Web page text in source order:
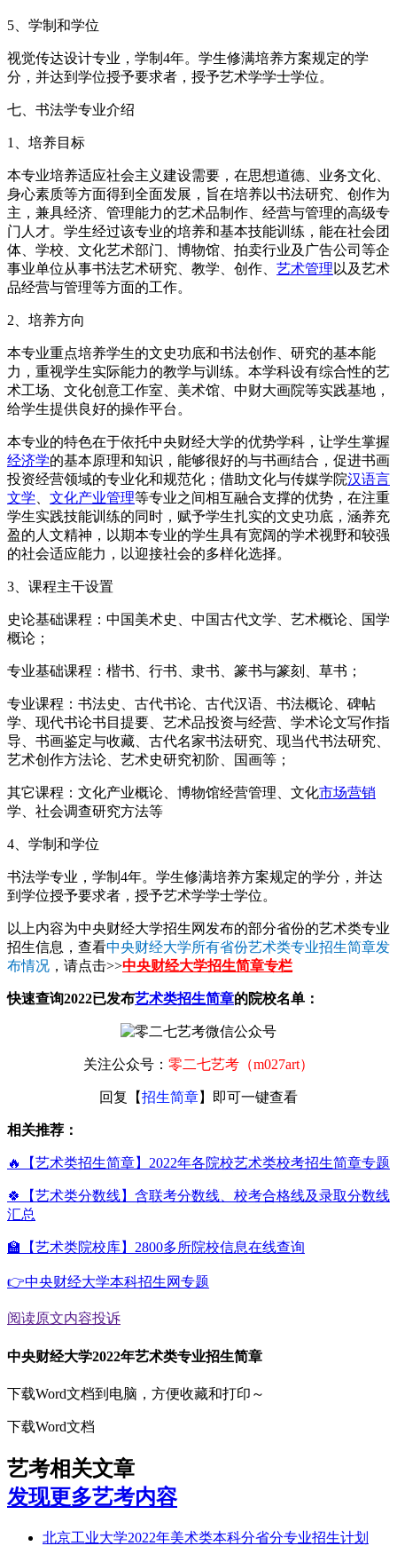
5、学制和学位
视觉传达设计专业，学制4年。学生修满培养方案规定的学
分，并达到学位授予要求者，授予艺术学学士学位。
七、书法学专业介绍
1、培养目标
本专业培养适应社会主义建设需要，在思想道德、业务文化、
身心素质等方面得到全面发展，旨在培养以书法研究、创作为
主，兼具经济、管理能力的艺术品制作、经营与管理的高级专
门人才。学生经过该专业的培养和基本技能训练，能在社会团
体、学校、文化艺术部门、博物馆、拍卖行业及广告公司等企
事业单位从事书法艺术研究、教学、创作、 艺术管理 以及艺术
品经营与管理等方面的工作。
2、培养方向
本专业重点培养学生的文史功底和书法创作、研究的基本能
力，重视学生实际能力的教学与训练。本学科设有综合性的艺
术工场、文化创意工作室、美术馆、中财大画院等实践基地，
给学生提供良好的操作平台。
本专业的特色在于依托中央财经大学的优势学科，让学生掌握
经济学的基本原理和知识，能够很好的与书画结合，促进书画
投资经营领域的专业化和规范化；借助文化与传媒学院汉语言
文学
文化产业管理等专业之间相互融合支撑的优势，在注重
学生实践技能训练的同时，赋予学生扎实的文史功底，涵养充
盈的人文精神，以期本专业的学生具有宽阔的学术视野和较强
的社会适应能力，以迎接社会的多样化选择。
3、课程主干设置
史论基础课程：中国美术史、中国古代文学、艺术概论、国学
概论；
专业基础课程：楷书、行书、隶书、篆书与篆刻、草书；
专业课程：书法史、古代书论、古代汉语、书法概论、碑帖
学、现代书论书目提要、艺术品投资与经营、学术论文写作指
导、书画鉴定与收藏、古代名家书法研究、现当代书法研究、
艺术创作方法论、艺术史研究初阶、国画等；
其它课程：文化产业概论、博物馆经营管理、文化市场营销
学、社会调查研究方法等
4、学制和学位
书法学专业，学制4年。学生修满培养方案规定的学分，并达
到学位授予要求者，授予艺术学学士学位。
以上内容为中央财经大学招生网发布的部分省份的艺术类专业
招生信息，查看中央财经大学所有省份艺术类专业招生简章发
布情况 ，请点击>>中央财经大学招生简章专栏
快速查询2022已发布艺术类招生简章的院校名单：
关注公众号： 零二七艺考（m027art）
回复【招生简章】即可一键查看
相关推荐：
🔥【艺术类招生简章】2022年各院校艺术类校考招生简章专题
🍀【艺术类分数线】含联考分数线、校考合格线及录取分数线
汇总
🏫【艺术类院校库】2800多所院校信息在线查询
👉中央财经大学本科招生网专题
阅读原文内容投诉
中央财经大学2022年艺术类专业招生简章
下载Word文档到电脑，方便收藏和打印～
下载Word文档
艺考相关文章
发现更多艺考内容
北京工业大学2022年美术类本科分省分专业招生计划